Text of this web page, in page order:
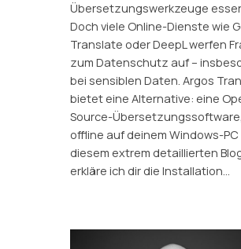
Übersetzungswerkzeuge
Doch viele Online-Dienste wie
Translate oder DeepL werfen
zum Datenschutz auf –
bei sensiblen Daten. Argos
bietet eine Alternative: eine
Source-
offline auf deinem Windows-PC
diesem extrem detaillierten
erkläre ich dir die Installation…